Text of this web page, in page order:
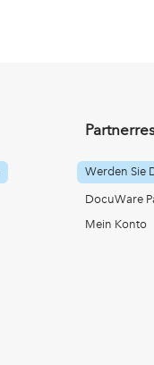
Werden Sie
DocuWare
Mein Konto